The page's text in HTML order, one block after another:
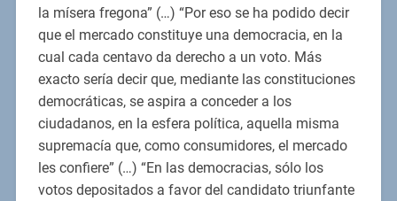
la mísera fregona” (…) “Por eso se ha podido decir
que el mercado constituye una democracia, en la
cual cada centavo da derecho a un voto. Más
exacto sería decir que, mediante las constituciones
democráticas, se aspira a conceder a los
ciudadanos, en la esfera política, aquella misma
supremacía que, como consumidores, el mercado
les confiere” (…) “En las democracias, sólo los
votos depositados a favor del candidato triunfante